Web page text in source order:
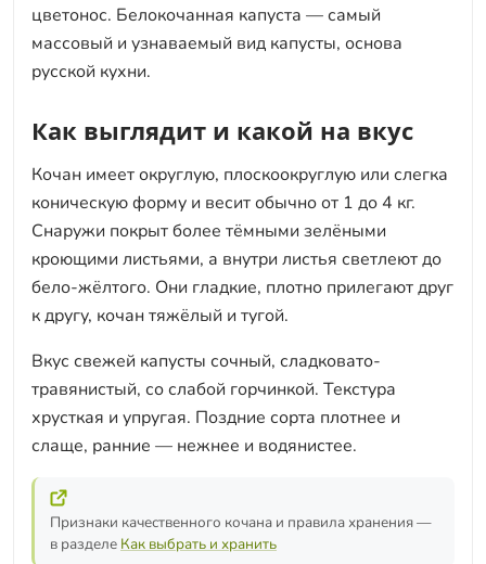
цветонос. Белокочанная капуста — самый
массовый и узнаваемый вид капусты, основа
русской кухни.
Как выглядит и какой на вкус
Кочан имеет округлую, плоскоокруглую или слегка
коническую форму и весит обычно от 1 до 4 кг.
Снаружи покрыт более тёмными зелёными
кроющими листьями, а внутри листья светлеют до
бело-жёлтого. Они гладкие, плотно прилегают друг
к другу, кочан тяжёлый и тугой.
Вкус свежей капусты сочный, сладковато-
травянистый, со слабой горчинкой. Текстура
хрусткая и упругая. Поздние сорта плотнее и
слаще, ранние — нежнее и водянистее.
Признаки качественного кочана и правила хранения —
в разделе Как выбрать и хранить